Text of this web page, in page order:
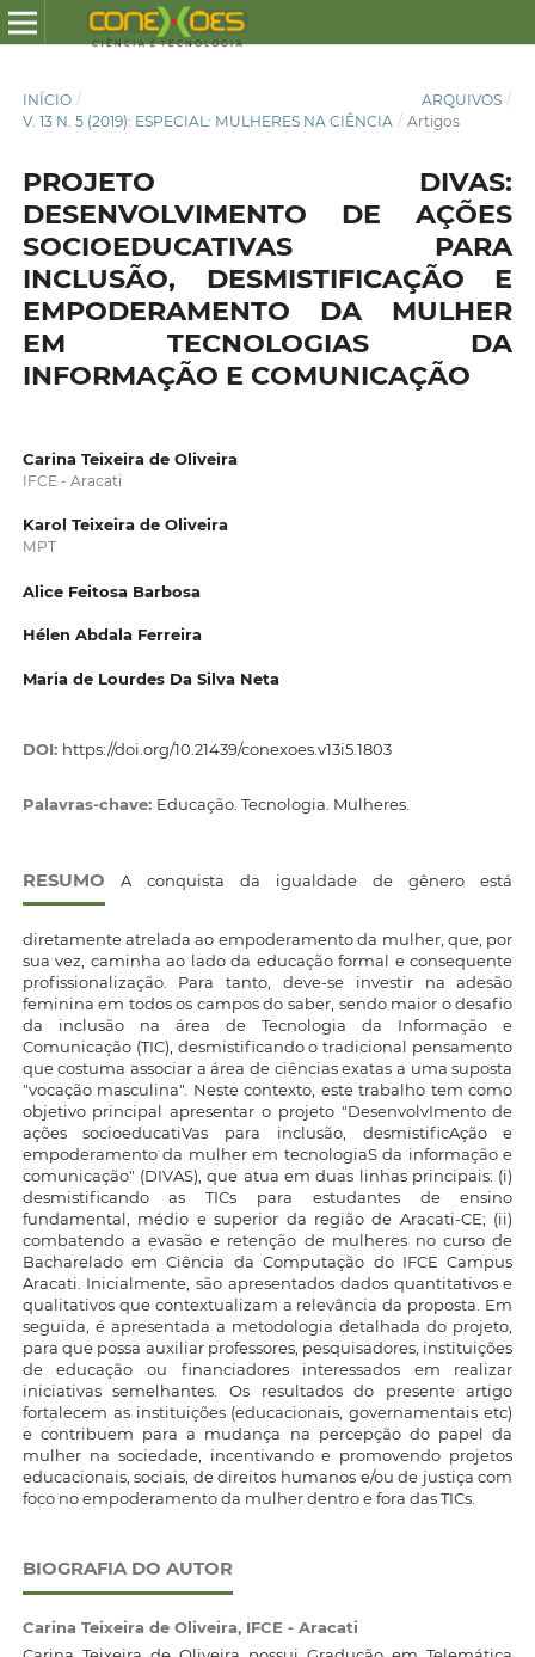
INÍCIO / ARQUIVOS /
V. 13 N. 5 (2019): ESPECIAL: MULHERES NA CIÊNCIA / Artigos
PROJETO DIVAS:
DESENVOLVIMENTO DE AÇÕES
SOCIOEDUCATIVAS PARA
INCLUSÃO, DESMISTIFICAÇÃO E
EMPODERAMENTO DA MULHER
EM TECNOLOGIAS DA
INFORMAÇÃO E COMUNICAÇÃO
Carina Teixeira de Oliveira
IFCE - Aracati
Karol Teixeira de Oliveira
MPT
Alice Feitosa Barbosa
Hélen Abdala Ferreira
Maria de Lourdes Da Silva Neta
DOI: https://doi.org/10.21439/conexoes.v13i5.1803
Palavras-chave: Educação. Tecnologia. Mulheres.
RESUMO A conquista da igualdade de gênero está
diretamente atrelada ao empoderamento da mulher, que, por
sua vez, caminha ao lado da educação formal e consequente
profissionalização. Para tanto, deve-se investir na adesão
feminina em todos os campos do saber, sendo maior o desafio
da inclusão na área de Tecnologia da Informação e
Comunicação (TIC), desmistificando o tradicional pensamento
que costuma associar a área de ciências exatas a uma suposta
"vocação masculina". Neste contexto, este trabalho tem como
objetivo principal apresentar o projeto "DesenvolvImento de
ações socioeducatiVas para inclusão, desmistificAção e
empoderamento da mulher em tecnologiaS da informação e
comunicação" (DIVAS), que atua em duas linhas principais: (i)
desmistificando as TICs para estudantes de ensino
fundamental, médio e superior da região de Aracati-CE; (ii)
combatendo a evasão e retenção de mulheres no curso de
Bacharelado em Ciência da Computação do IFCE Campus
Aracati. Inicialmente, são apresentados dados quantitativos e
qualitativos que contextualizam a relevância da proposta. Em
seguida, é apresentada a metodologia detalhada do projeto,
para que possa auxiliar professores, pesquisadores, instituições
de educação ou financiadores interessados em realizar
iniciativas semelhantes. Os resultados do presente artigo
fortalecem as instituições (educacionais, governamentais etc)
e contribuem para a mudança na percepção do papel da
mulher na sociedade, incentivando e promovendo projetos
educacionais, sociais, de direitos humanos e/ou de justiça com
foco no empoderamento da mulher dentro e fora das TICs.
BIOGRAFIA DO AUTOR
Carina Teixeira de Oliveira, IFCE - Aracati